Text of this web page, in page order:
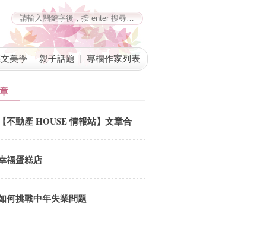
美學 親子話題 專欄作家列表
【不動產 HOUSE 情報站】文章合
公告
福蛋糕店
何挑戰中年失業問題